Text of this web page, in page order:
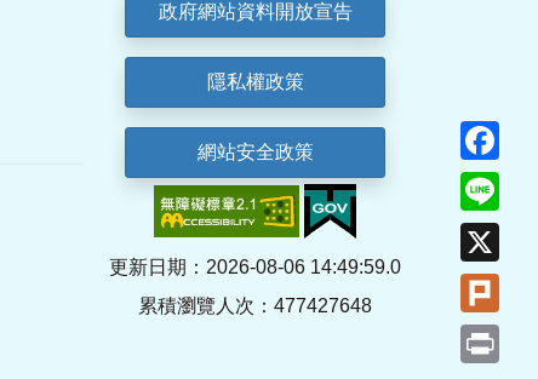
政府網站資料開放宣告
隱私權政策
網站安全政策
更新日期：2026-08-06 14:49:59.0
累積瀏覽人次：477427648